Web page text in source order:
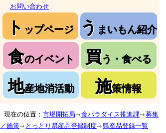
お問い合わせ
ト ップページ う まいもん紹介
食のイベント 買う・食べる
地産地消活動 施策情報
現在の位置： 市場開拓局 食パラダイス推進課
募集
／施策
とっとり県産品登録制度 県産品登録一覧